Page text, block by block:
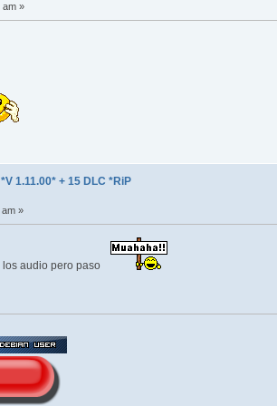
am »
1.11.00* + 15 DLC *RiP
»
audio pero paso